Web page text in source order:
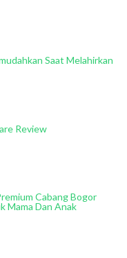
Saat Melahirkan
Review
Cabang Bogor
Mama Dan Anak